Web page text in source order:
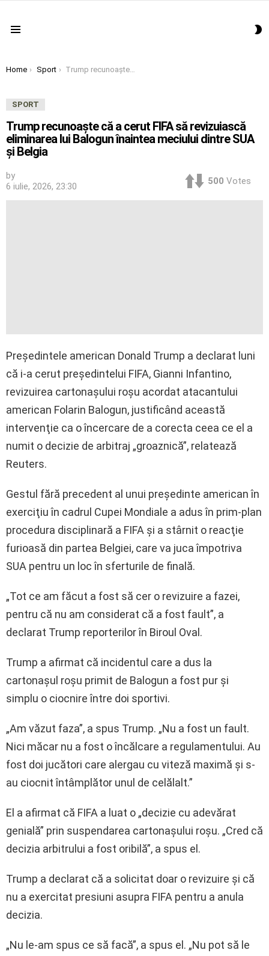
You are here:
Home Sport Trump recunoaşte că a cerut FIFA să revizuiască eliminarea lui Balogun înaintea meciului dintre SUA şi Belgia
SPORT
Trump recunoaşte că a cerut FIFA să revizuiască
eliminarea lui Balogun înaintea meciului dintre SUA
şi Belgia
by
6 iulie, 2026, 23:30
500 Votes
Preşedintele american Donald Trump a declarat luni
că i-a cerut preşedintelui FIFA, Gianni Infantino,
revizuirea cartonaşului roşu acordat atacantului
american Folarin Balogun, justificând această
intervenţie ca o încercare de a corecta ceea ce el a
numit o decizie de arbitraj „groaznică”, relatează
Reuters.
Gestul fără precedent al unui preşedinte american în
exerciţiu în cadrul Cupei Mondiale a adus în prim-plan
procedura disciplinară a FIFA şi a stârnit o reacţie
furioasă din partea Belgiei, care va juca împotriva
SUA pentru un loc în sferturile de finală.
„Tot ce am făcut a fost să cer o revizuire a fazei,
pentru că nu am considerat că a fost fault”, a
declarat Trump reporterilor în Biroul Oval.
Trump a afirmat că incidentul care a dus la
cartonaşul roşu primit de Balogun a fost pur şi
simplu o ciocnire între doi sportivi.
„Am văzut faza”, a spus Trump. „Nu a fost un fault.
Nici măcar nu a fost o încălcare a regulamentului. Au
fost doi jucători care alergau cu viteză maximă şi s-
au ciocnit întâmplător unul de celălalt.”
El a afirmat că FIFA a luat o „decizie cu adevărat
genială” prin suspendarea cartonaşului roşu. „Cred că
decizia arbitrului a fost oribilă”, a spus el.
Trump a declarat că a solicitat doar o revizuire şi că
nu a exercitat presiuni asupra FIFA pentru a anula
decizia.
„Nu le-am spus ce să facă”, a spus el. „Nu pot să le